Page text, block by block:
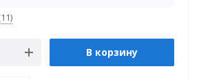
В корзину